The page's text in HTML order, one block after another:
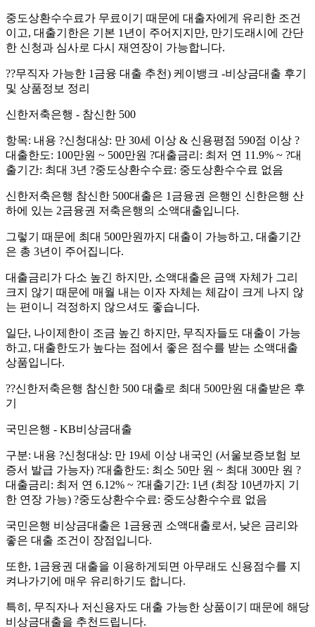
중도상환수수료가 무료이기 때문에 대출자에게 유리한 조건
이고, 대출기한은 기본 1년이 주어지지만, 만기도래시에 간단
한 신청과 심사로 다시 재연장이 가능합니다.
?‍?무직자 가능한 1금융 대출 추천) 케이뱅크 -비상금대출 후기
및 상품정보 정리
신한저축은행 - 참신한 500
항목: 내용 ?신청대상: 만 30세 이상 & 신용평점 590점 이상 ?
대출한도: 100만원 ~ 500만원 ?대출금리: 최저 연 11.9% ~ ?대
출기간: 최대 3년 ?중도상환수수료: 중도상환수수료 없음
신한저축은행 참신한 500대출은 1금융권 은행인 신한은행 산
하에 있는 2금융권 저축은행의 소액대출입니다.
그렇기 때문에 최대 500만원까지 대출이 가능하고, 대출기간
은 총 3년이 주어집니다.
대출금리가 다소 높긴 하지만, 소액대출은 금액 자체가 그리
크지 않기 때문에 매월 내는 이자 자체는 체감이 크게 나지 않
는 편이니 걱정하지 않으셔도 좋습니다.
일단, 나이제한이 조금 높긴 하지만, 무직자들도 대출이 가능
하고, 대출한도가 높다는 점에서 좋은 점수를 받는 소액대출
상품입니다.
?‍?신한저축은행 참신한 500 대출로 최대 500만원 대출받은 후
기
국민은행 - KB비상금대출
구분: 내용 ?신청대상: 만 19세 이상 내국인 (서울보증보험 보
증서 발급 가능자) ?대출한도: 최소 50만 원 ~ 최대 300만 원 ?
대출금리: 최저 연 6.12% ~ ?대출기간: 1년 (최장 10년까지 기
한 연장 가능) ?중도상환수수료: 중도상환수수료 없음
국민은행 비상금대출은 1금융권 소액대출로서, 낮은 금리와
좋은 대출 조건이 장점입니다.
또한, 1금융권 대출을 이용하게되면 아무래도 신용점수를 지
켜나가기에 매우 유리하기도 합니다.
특히, 무직자나 저신용자도 대출 가능한 상품이기 때문에 해당
비상금대출을 추천드립니다.